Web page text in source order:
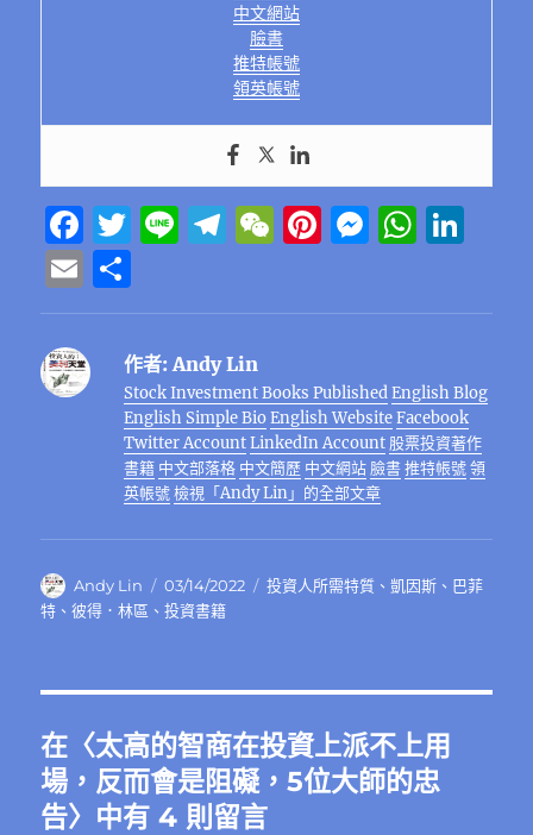
中文網站
臉書
推特帳號
領英帳號
F
a
c
b
T
it
r
Li
e
T
e
r
a
m
W
C
at
Pi
te
st
M
ss
n
g
er
W
at
A
p
p
k
d
I
n
E
m
ai
l
享
作者: Andy Lin
Stock Investment Books Published English Blog
English Simple Bio English Website Facebook
Twitter Account LinkedIn Account 股票投資著作
書籍 中文部落格 中文簡歷 中文網站 臉書 推特帳號 領
英帳號 檢視「Andy Lin」的全部文章
作
者
Andy Lin
發
佈
03/14/2022
分
投資人所需特質 、凱因斯 、 巴菲
特 、彼得．林區 、投資書籍
在〈太高的智商在投資上派不上用
場，反而會是阻礙，5位大師的忠
告〉中有 4 則留言